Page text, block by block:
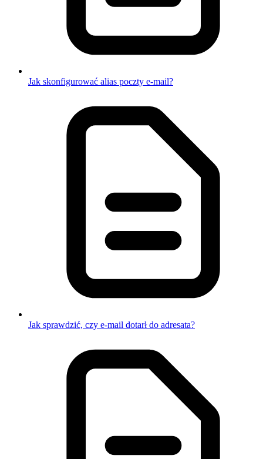
Jak skonfigurować alias poczty e-mail?
Jak sprawdzić, czy e-mail dotarł do adresata?